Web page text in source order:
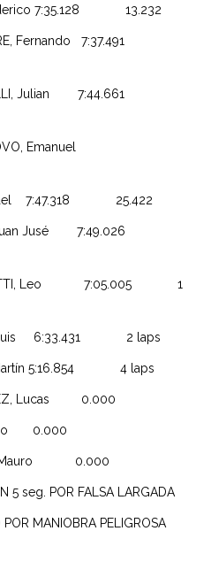
7:35.128 13.232
Fernando 7:37.491
Julian 7:44.661
Emanuel
7:47.318 25.422
Jusé 7:49.026
Leo 7:05.005 1
6:33.431 2 laps
5:16.854 4 laps
Lucas 0.000
0.000
0.000
5 seg. POR FALSA LARGADA
MANIOBRA PELIGROSA